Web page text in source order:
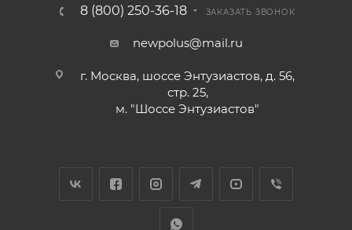
8 (800) 250-36-18 ЗАКАЗАТЬ ЗВОНОК
newpolus@mail.ru
г. Москва, шоссе Энтузиастов, д. 56,
стр. 25,
м. "Шоссе Энтузиастов"